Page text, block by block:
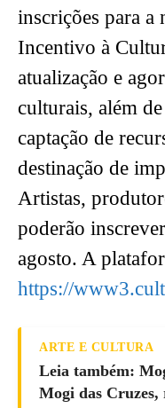
inscrições para a
Incentivo à
atualização e
culturais, além
captação de
destinação de
Artistas,
poderão
agosto. A
https://
ARTE E CULTURA
Leia também:
Mogi das Cruzes,